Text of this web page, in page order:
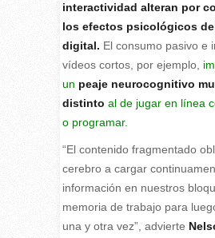
interactividad alteran por
los efectos psicológicos
digital. El consumo pasivo e
vídeos cortos, por ejemplo,
un peaje neurocognitivo
distinto al de jugar en línea
o programar.
“El contenido fragmentado
cerebro a cargar
información en nuestros
memoria de trabajo para
una y otra vez”, advierte